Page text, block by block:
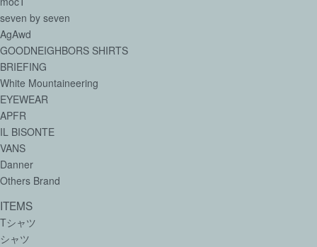
seven by seven
AgAwd
GOODNEIGHBORS SHIRTS
BRIEFING
White Mountaineering
EYEWEAR
APFR
IL BISONTE
VANS
Danner
Others Brand
ITEMS
Tシャツ
シャツ